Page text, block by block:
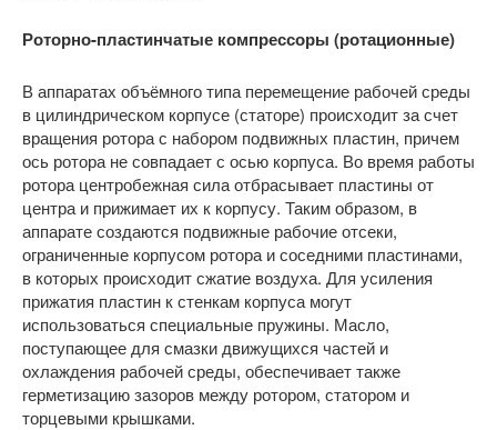
Роторно-пластинчатые компрессоры (ротационные)
В аппаратах объёмного типа перемещение рабочей среды
в цилиндрическом корпусе (статоре) происходит за счет
вращения ротора с набором подвижных пластин, причем
ось ротора не совпадает с осью корпуса. Во время работы
ротора центробежная сила отбрасывает пластины от
центра и прижимает их к корпусу. Таким образом, в
аппарате создаются подвижные рабочие отсеки,
ограниченные корпусом ротора и соседними пластинами,
в которых происходит сжатие воздуха. Для усиления
прижатия пластин к стенкам корпуса могут
использоваться специальные пружины. Масло,
поступающее для смазки движущихся частей и
охлаждения рабочей среды, обеспечивает также
герметизацию зазоров между ротором, статором и
торцевыми крышками.